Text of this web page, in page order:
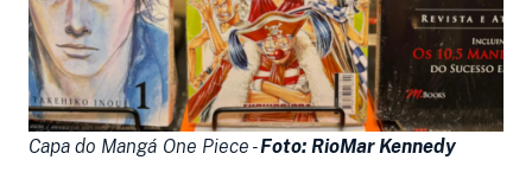
Capa do Mangá One Piece -Foto: RioMar Kennedy